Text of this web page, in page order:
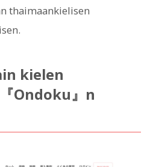
thaimaankielisen
kielen
Ondoku』n